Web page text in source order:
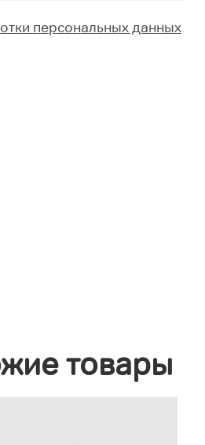
персональных данных
товары